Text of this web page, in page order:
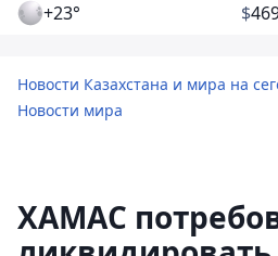
+23° $
Новости Казахстана и мира на
Новости мира
ХАМАС